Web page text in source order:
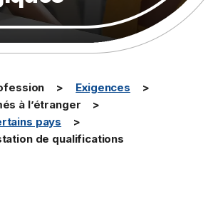
Exigences
à l’étranger
pays
de qualifications